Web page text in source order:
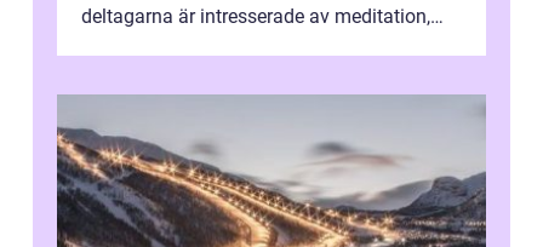
deltagarna är intresserade av meditation,